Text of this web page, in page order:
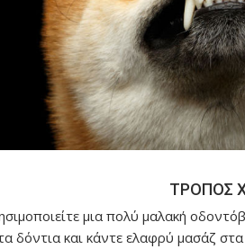
ΤΡΟΠΟΣ
μια πολύ μαλακή
δόντια και κάντε ελαφρύ μασάζ